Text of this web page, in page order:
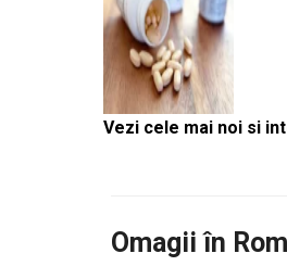
Vezi cele mai noi si
Omagii în